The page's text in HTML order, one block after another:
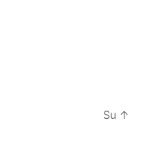
Su ↑